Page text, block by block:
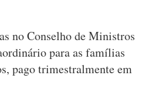
no Conselho de Ministros
para as famílias
pago trimestralmente em